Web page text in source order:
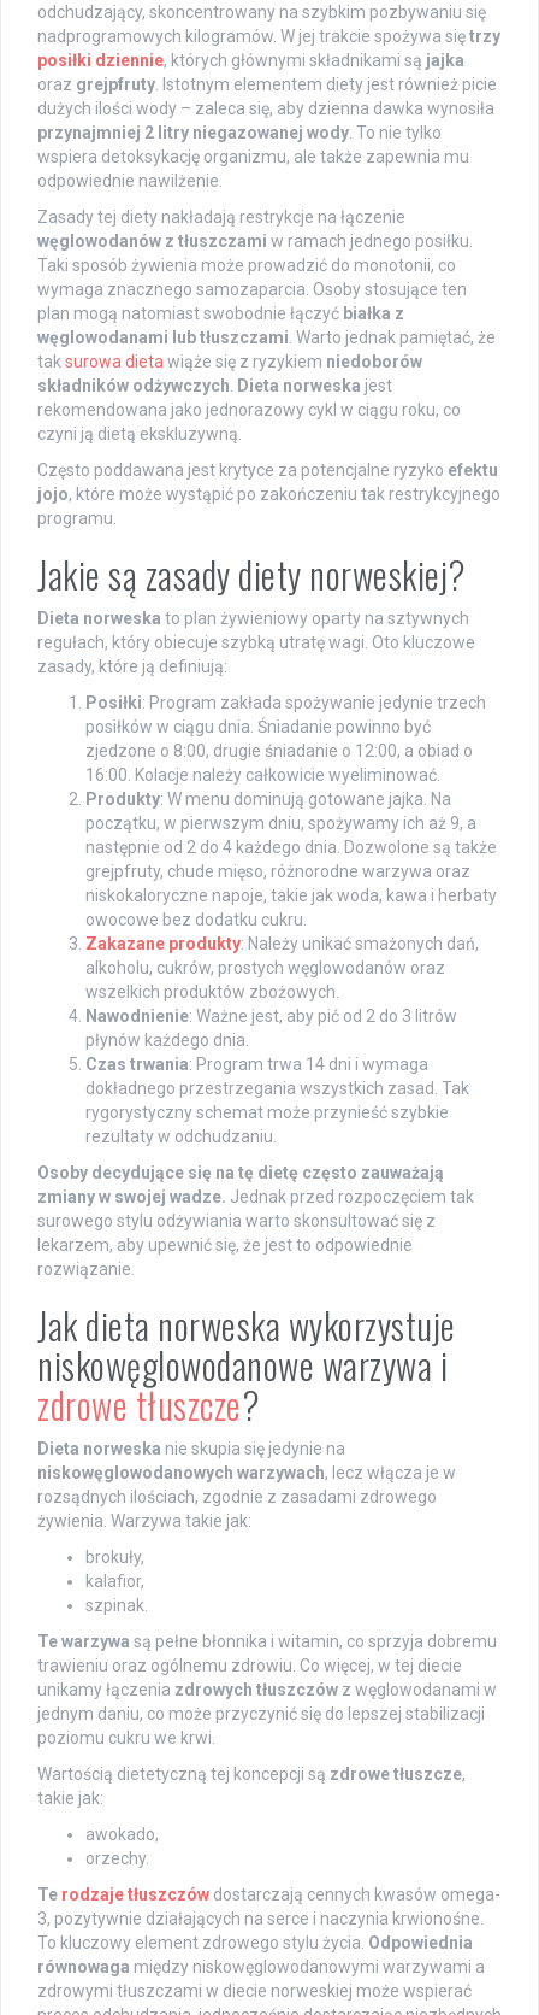
odchudzający, skoncentrowany na szybkim pozbywaniu się
nadprogramowych kilogramów. W jej trakcie spożywa siętrzy
posiłki dziennie, których głównymi składnikami są jajka
oraz grejpfruty . Istotnym elementem diety jest również picie
dużych ilości wody – zaleca się, aby dzienna dawka wynosiła
przynajmniej 2 litry niegazowanej wody . To nie tylko
wspiera detoksykację organizmu, ale także zapewnia mu
odpowiednie nawilżenie.
Zasady tej diety nakładają restrykcje na łączenie
węglowodanów z tłuszczami w ramach jednego posiłku.
Taki sposób żywienia może prowadzić do monotonii, co
wymaga znacznego samozaparcia. Osoby stosujące ten
plan mogą natomiast swobodnie łączyć białka z
węglowodanami lub tłuszczami . Warto jednak pamiętać, że
tak surowa dieta wiąże się z ryzykiem niedoborów
składników odżywczych
Dieta norweska jest
rekomendowana jako jednorazowy cykl w ciągu roku, co
czyni ją dietą ekskluzywną.
Często poddawana jest krytyce za potencjalne ryzyko efektu
jojo, które może wystąpić po zakończeniu tak restrykcyjnego
programu.
Jakie są zasady diety norweskiej?
Dieta norweska to plan żywieniowy oparty na sztywnych
regułach, który obiecuje szybką utratę wagi. Oto kluczowe
zasady, które ją definiują:
Posiłki: Program zakłada spożywanie jedynie trzech
posiłków w ciągu dnia. Śniadanie powinno być
zjedzone o 8:00, drugie śniadanie o 12:00, a obiad o
16:00. Kolacje należy całkowicie wyeliminować.
Produkty: W menu dominują gotowane jajka. Na
początku, w pierwszym dniu, spożywamy ich aż 9, a
następnie od 2 do 4 każdego dnia. Dozwolone są także
grejpfruty, chude mięso, różnorodne warzywa oraz
niskokaloryczne napoje, takie jak woda, kawa i herbaty
owocowe bez dodatku cukru.
Zakazane produkty: Należy unikać smażonych dań,
alkoholu, cukrów, prostych węglowodanów oraz
wszelkich produktów zbożowych.
Nawodnienie: Ważne jest, aby pić od 2 do 3 litrów
płynów każdego dnia.
Czas trwania: Program trwa 14 dni i wymaga
dokładnego przestrzegania wszystkich zasad. Tak
rygorystyczny schemat może przynieść szybkie
rezultaty w odchudzaniu.
Osoby decydujące się na tę dietę często zauważają
zmiany w swojej wadze. Jednak przed rozpoczęciem tak
surowego stylu odżywiania warto skonsultować się z
lekarzem, aby upewnić się, że jest to odpowiednie
rozwiązanie.
Jak dieta norweska wykorzystuje
niskowęglowodanowe warzywa i
zdrowe tłuszcze?
Dieta norweska nie skupia się jedynie na
niskowęglowodanowych warzywach, lecz włącza je w
rozsądnych ilościach, zgodnie z zasadami zdrowego
żywienia. Warzywa takie jak:
brokuły,
kalafior,
szpinak.
Te warzywa są pełne błonnika i witamin, co sprzyja dobremu
trawieniu oraz ogólnemu zdrowiu. Co więcej, w tej diecie
unikamy łączenia zdrowych tłuszczów z węglowodanami w
jednym daniu, co może przyczynić się do lepszej stabilizacji
poziomu cukru we krwi.
Wartością dietetyczną tej koncepcji są zdrowe tłuszcze,
takie jak:
awokado,
orzechy.
Te rodzaje tłuszczów dostarczają cennych kwasów omega-
3, pozytywnie działających na serce i naczynia krwionośne.
To kluczowy element zdrowego stylu życia. Odpowiednia
równowaga między niskowęglowodanowymi warzywami a
zdrowymi tłuszczami w diecie norweskiej może wspierać